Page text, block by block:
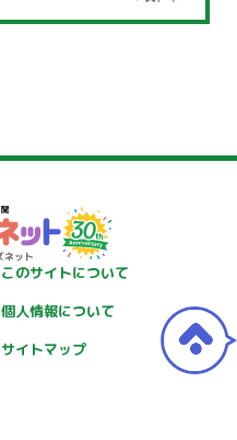
このサイトについて
個人情報について
サイトマップ